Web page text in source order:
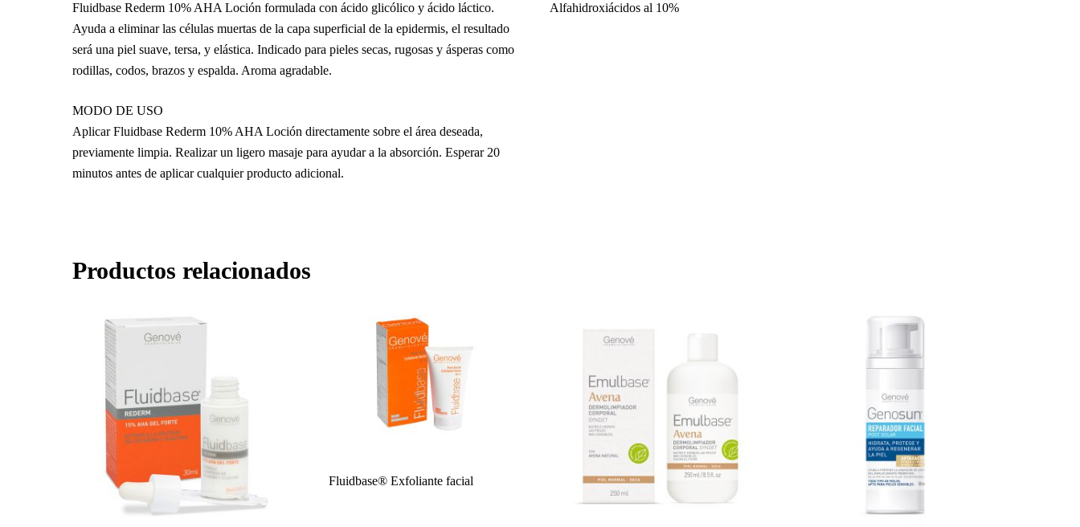
Fluidbase Rederm 10% AHA Loción formulada con ácido glicólico y ácido láctico.
Ayuda a eliminar las células muertas de la capa superficial de la epidermis, el resultado
será una piel suave, tersa, y elástica. Indicado para pieles secas, rugosas y ásperas como
rodillas, codos, brazos y espalda. Aroma agradable.
MODO DE USO
Aplicar Fluidbase Rederm 10% AHA Loción directamente sobre el área deseada,
previamente limpia. Realizar un ligero masaje para ayudar a la absorción. Esperar 20
minutos antes de aplicar cualquier producto adicional.
Alfahidroxiácidos al 10%
Productos relacionados
Fluidbase® Exfoliante facial